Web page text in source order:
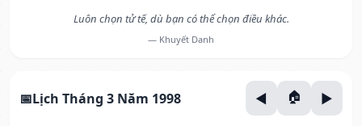
Luôn chọn tử tế, dù bạn có thể chọn điều khác.
— Khuyết Danh
Lịch Tháng 3 Năm 1998